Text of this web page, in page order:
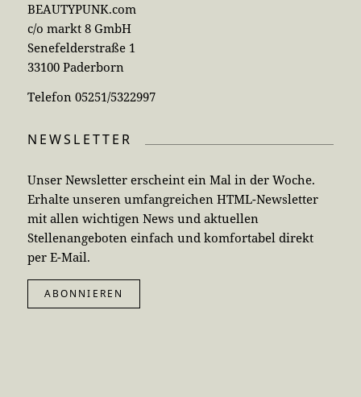
BEAUTYPUNK.com
c/o markt 8 GmbH
Senefelderstraße 1
33100 Paderborn
Telefon 05251/5322997
NEWSLETTER
Unser Newsletter erscheint ein Mal in der Woche.
Erhalte unseren umfangreichen HTML-Newsletter
mit allen wichtigen News und aktuellen
Stellenangeboten einfach und komfortabel direkt
per E-Mail.
ABONNIEREN